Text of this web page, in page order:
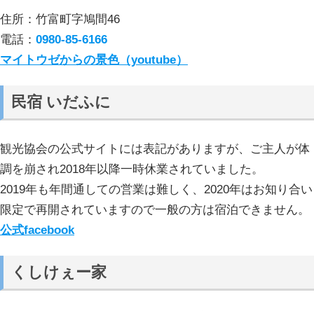
住所：竹富町字鳩間46
電話： 0980-85-6166
マイトウゼからの景色（youtube）
民宿 いだふに
観光協会の公式サイトには表記がありますが、ご主人が体
調を崩され2018年以降一時休業されていました。
2019年も年間通しての営業は難しく、2020年はお知り合い
限定で再開されていますので一般の方は宿泊できません。
公式facebook
くしけぇー家